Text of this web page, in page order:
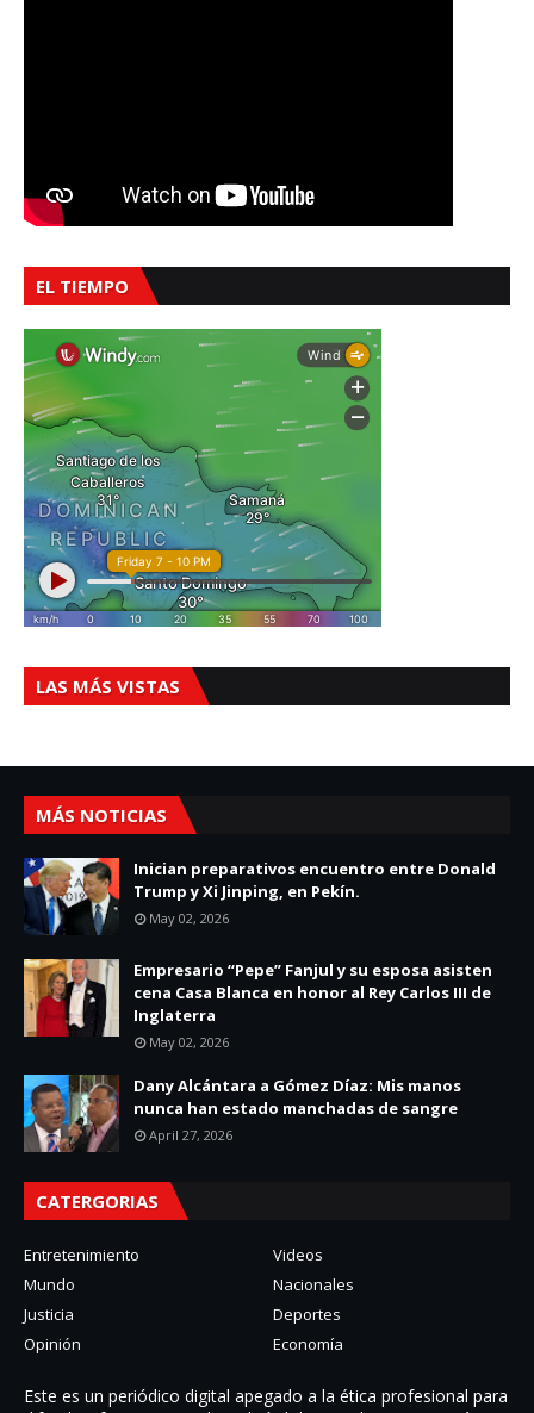
EL TIEMPO
LAS MÁS VISTAS
MÁS NOTICIAS
Inician preparativos encuentro entre Donald
Trump y Xi Jinping, en Pekín.
May 02, 2026
Empresario “Pepe” Fanjul y su esposa asisten
cena Casa Blanca en honor al Rey Carlos III de
Inglaterra
May 02, 2026
Dany Alcántara a Gómez Díaz: Mis manos
nunca han estado manchadas de sangre
April 27, 2026
CATERGORIAS
Entretenimiento
Videos
Mundo
Nacionales
Justicia
Deportes
Opinión
Economía
Este es un periódico digital apegado a la ética profesional para